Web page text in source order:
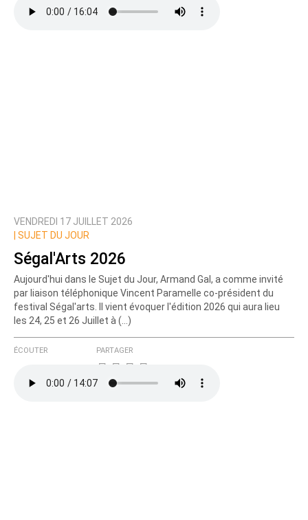
Prévenez-moi de tous les nouveaux commentaires
VENDREDI 17 JUILLET 2026
SUJET DU JOUR
Ségal'Arts 2026
Aujourd'hui dans le Sujet du Jour, Armand Gal, a comme invité
par liaison téléphonique Vincent Paramelle co-président du
festival Ségal'arts. Il vient évoquer l'édition 2026 qui aura lieu
les 24, 25 et 26 Juillet à (…)
ÉCOUTER PARTAGER